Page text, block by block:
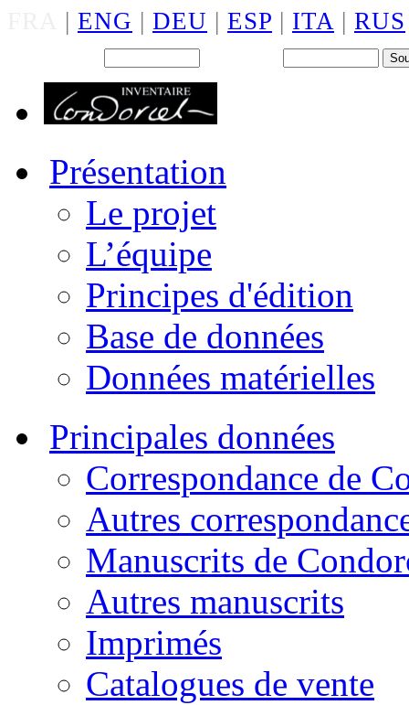
| ENG | DEU | ESP | ITA | RUS
Présentation
Le projet
L’équipe
Principes d'édition
Base de données
Données matérielles
Principales données
Correspondance de
Autres
Manuscrits de
Autres manuscrits
Imprimés
Catalogues de vente